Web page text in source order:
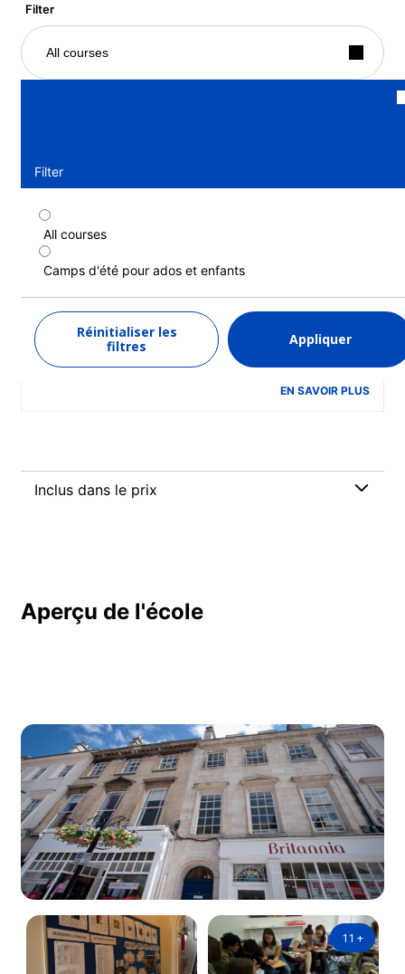
Filter
All courses
Filter
All courses
Camps d'été pour ados et enfants
Réinitialiser les
filtres
Appliquer
Programme standard en anglais (famille
d'accueil) (12-17 ans)
1 semaineà partir de
960 EUR
EN SAVOIR PLUS
Inclus dans le prix
Aperçu de l'école
11 +